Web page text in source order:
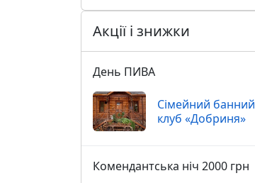
Акції і знижки
День ПИВА
Сімейний банний
клуб «Добриня»
Комендантська ніч 2000 грн